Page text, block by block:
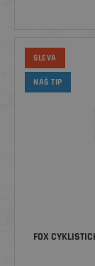
SLEVA
NÁŠ TIP
FOX